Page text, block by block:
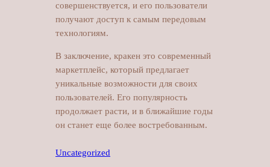
совершенствуется, и его пользователи
получают доступ к самым передовым
технологиям.
В заключение, кракен это современный
маркетплейс, который предлагает
уникальные возможности для своих
пользователей. Его популярность
продолжает расти, и в ближайшие годы
он станет еще более востребованным.
Uncategorized